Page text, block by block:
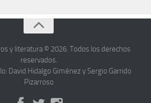
y literatura © 2026. Todos los derechos
reservados.
David Hidalgo Giménez y Sergio Garrido
Pizarroso